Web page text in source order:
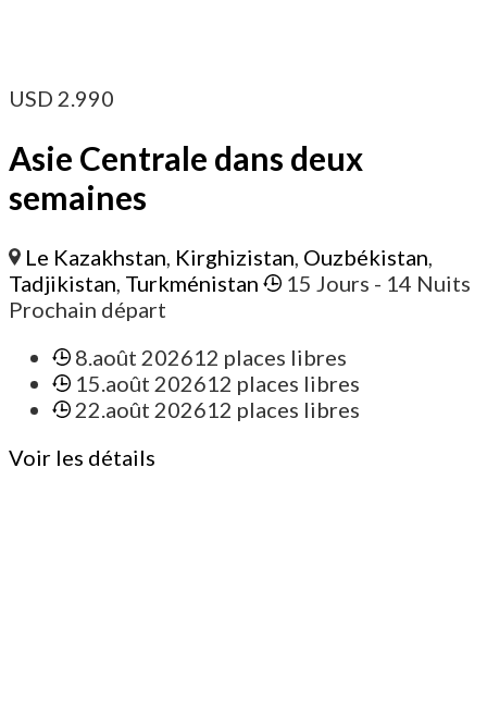
USD 2.990
Asie Centrale dans deux
semaines
Le Kazakhstan, Kirghizistan, Ouzbékistan,
Tadjikistan, Turkménistan 15 Jours - 14 Nuits
Prochain départ
8.août 202612 places libres
15.août 202612 places libres
22.août 202612 places libres
Voir les détails